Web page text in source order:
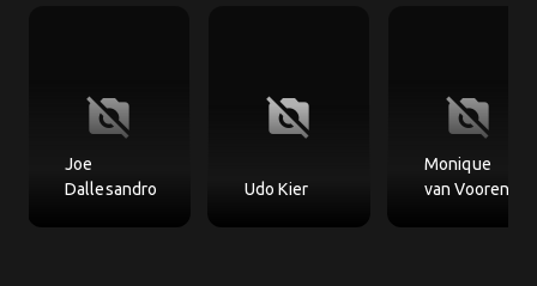
no_photography
Joe
Dallesandro
no_photography
Udo Kier
no_photography
Monique
van Vooren